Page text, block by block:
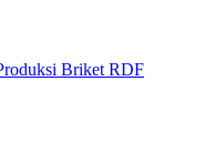
Briket RDF